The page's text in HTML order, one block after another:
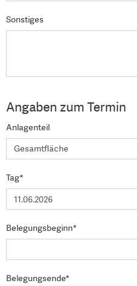
Sonstiges
Angaben zum Termin
Anlagenteil
Tag*
Belegungsbeginn*
Belegungsende*